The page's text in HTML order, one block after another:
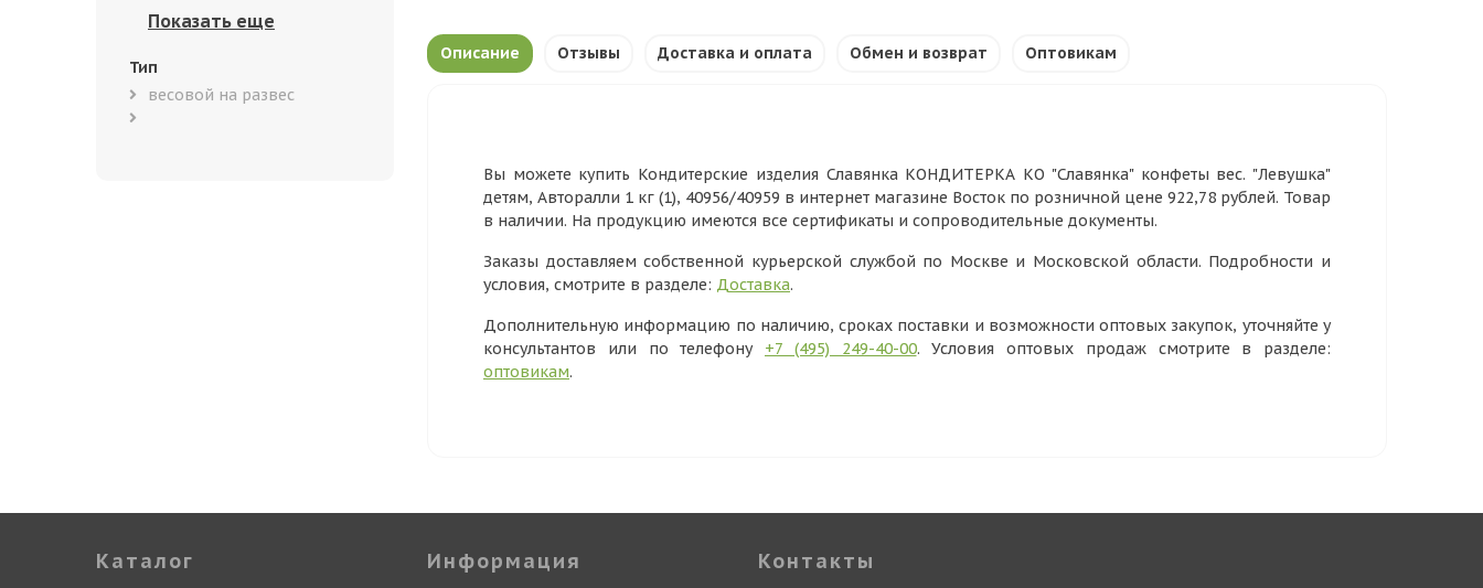
Тип
весовой на развес
Описание Отзывы Доставка и оплата Обмен и возврат Оптовикам
Вы можете купить Кондитерские изделия Славянка КОНДИТЕРКА КО "Славянка" конфеты вес. "Левушка"
детям, Авторалли 1 кг (1), 40956/40959 в интернет магазине Восток по розничной цене 922,78 рублей. Товар
в наличии. На продукцию имеются все сертификаты и сопроводительные документы.
Заказы доставляем собственной курьерской службой по Москве и Московской области. Подробности и
условия, смотрите в разделе: Доставка.
Дополнительную информацию по наличию, сроках поставки и возможности оптовых закупок, уточняйте у
консультантов или по телефону +7 (495) 249-40-00. Условия оптовых продаж смотрите в разделе:
оптовикам.
Каталог Информация Контакты